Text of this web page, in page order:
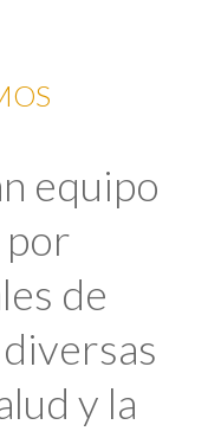
equipo
de
y la